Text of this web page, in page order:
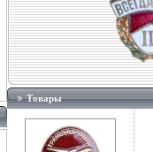
Товары